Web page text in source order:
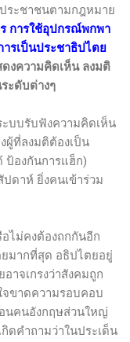
ระชาชนตามกฎหมาย
การใช้อุปกรณ์พกพา
ารเป็นประชาธิปไตย
ดงความคิดเห็น ลงมติ
ะดับต่างๆ
บบรับฟังความคิดเห็น
ผู้ที่ลงมติต้องเป็น
ป้องกันการแฮ็ก)
ปดาห์ ยิ่งคนเข้าร่วม
ม่คงต้องถกกันอีก
มากที่สุด อธิปไตยอยู่
าจเกรงว่าสังคมถูก
ขาดความรอบคอบ
นคนอังกฤษส่วนใหญ่
ดคำถามว่าในประเด็น